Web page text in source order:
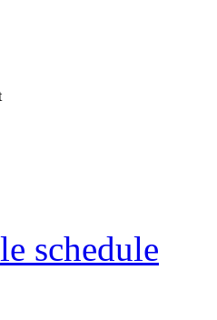
schedule